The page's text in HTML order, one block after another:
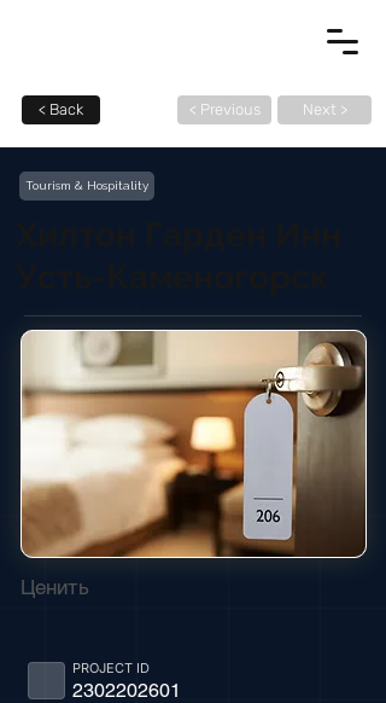
< Back < Previous Next >
Tourism & Hospitality
Ценить
2302202601
PROJECT ID